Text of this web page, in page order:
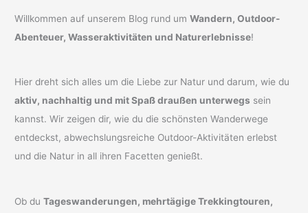
Willkommen auf unserem Blog rund umWandern, Outdoor-
Abenteuer, Wasseraktivitäten und Naturerlebnisse!
Hier dreht sich alles um die Liebe zur Natur und darum, wie du
aktiv, nachhaltig und mit Spaß draußen unterwegs sein
kannst. Wir zeigen dir, wie du die schönsten Wanderwege
entdeckst, abwechslungsreiche Outdoor-Aktivitäten erlebst
und die Natur in all ihren Facetten genießt.
Ob duTageswanderungen, mehrtägige Trekkingtouren,